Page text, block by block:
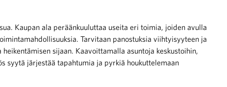
Kaupan ala peräänkuuluttaa useita eri toimia, joiden avulla
Tarvitaan panostuksia viihtyisyyteen ja
sijaan. Kaavoittamalla asuntoja keskustoihin,
syytä järjestää tapahtumia ja pyrkiä houkuttelemaan